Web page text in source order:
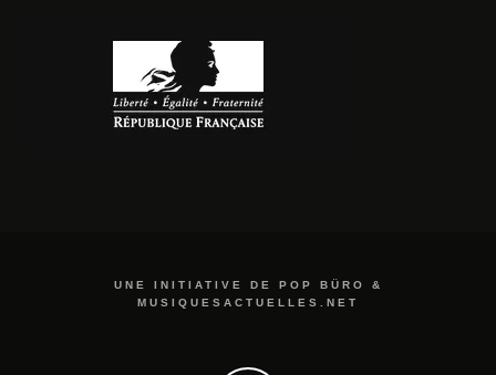
UNE INITIATIVE DE POP BÜRO &
MUSIQUESACTUELLES.NET